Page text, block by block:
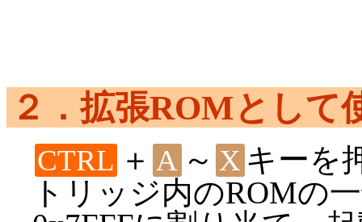
２．拡張ROMとして
CTRL ＋ A ～ X キーを
トリッジ内のROMの